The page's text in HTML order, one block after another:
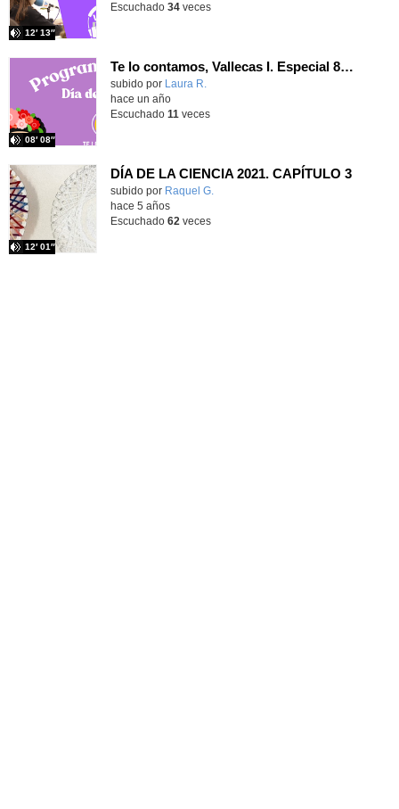
12′ 13″
Escuchado 34veces
Te lo contamos, Vallecas I. Especial 8M. Programa 3.
Contenido educativo.
subido por Laura R.
08′ 08″
hace un año
Escuchado 11 veces
DÍA DE LA CIENCIA 2021. CAPÍTULO 3
Contenido educativo.
subido por Raquel G.
12′ 01″
hace 5 años
Escuchado 62 veces